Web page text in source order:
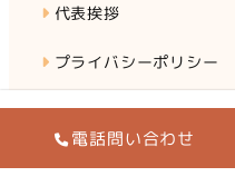
代表挨拶
プライバシーポリシー
©︎ゆい司法書士事
電話問い合わせ